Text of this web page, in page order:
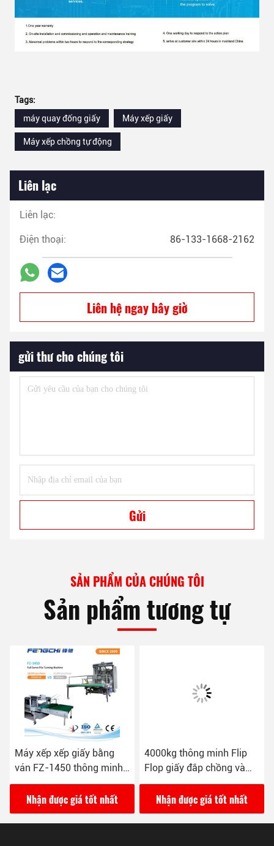
Tags:
máy quay đống giấy
Máy xếp giấy
Máy xếp chồng tự động
Liên lạc
Liên lạc:
Điện thoại: 86-133-1668-2162
Liên hệ ngay bây giờ
gửi thư cho chúng tôi
Gửi
SẢN PHẨM CỦA CHÚNG TÔI
Sản phẩm tương tự
Máy xếp xếp giấy bằng
ván FZ-1450 thông minh
với việc cung cấp pallet tự
động
Nhận được giá tốt nhất
4000kg thông minh Flip
Flop giấy đắp chồng và
Turner 380VAC / 4P
Nhận được giá tốt nhất